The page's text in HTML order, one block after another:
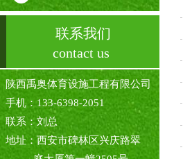
联系我们
contact us
陕西禹奥体育设施工程有限公司
手机：133-6398-2051
联系：刘总
地址：西安市碑林区兴庆路翠